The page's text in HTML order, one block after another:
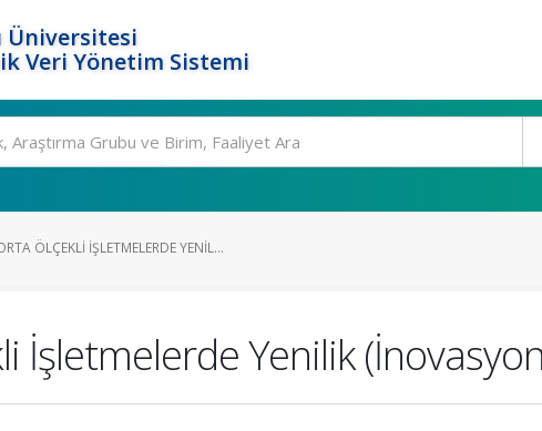
Üniversitesi
Veri Yönetim Sistemi
ÖLÇEKLI İŞLETMELERDE YENIL...
İşletmelerde Yenilik